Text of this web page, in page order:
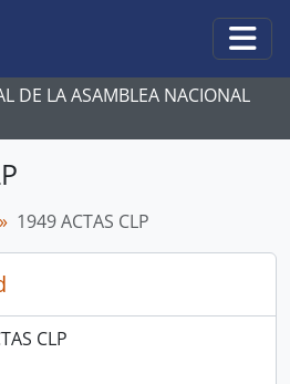
DE LA ASAMBLEA NACIONAL
1949 ACTAS CLP
CLP